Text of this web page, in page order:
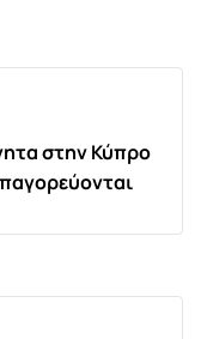
στην Κύπρο